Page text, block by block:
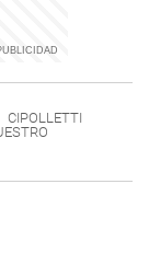
CIPOLLETTI